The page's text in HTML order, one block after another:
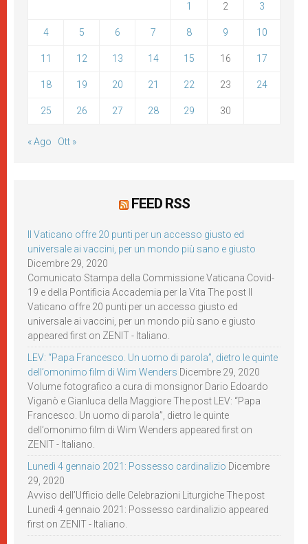
1 2 3
4 5 6 7 8 9 10
11 12 13 14 15 16 17
18 19 20 21 22 23 24
25 26 27 28 29 30
« Ago Ott »
FEED RSS
Il Vaticano offre 20 punti per un accesso giusto ed
universale ai vaccini, per un mondo più sano e giusto
Dicembre 29, 2020
Comunicato Stampa della Commissione Vaticana Covid-
19 e della Pontificia Accademia per la Vita The post Il
Vaticano offre 20 punti per un accesso giusto ed
universale ai vaccini, per un mondo più sano e giusto
appeared first on ZENIT - Italiano.
LEV: “Papa Francesco. Un uomo di parola”, dietro le quinte
dell’omonimo film di Wim Wenders Dicembre 29, 2020
Volume fotografico a cura di monsignor Dario Edoardo
Viganò e Gianluca della Maggiore The post LEV: “Papa
Francesco. Un uomo di parola”, dietro le quinte
dell’omonimo film di Wim Wenders appeared first on
ZENIT - Italiano.
Lunedì 4 gennaio 2021: Possesso cardinalizio Dicembre
29, 2020
Avviso dell’Ufficio delle Celebrazioni Liturgiche The post
Lunedì 4 gennaio 2021: Possesso cardinalizio appeared
first on ZENIT - Italiano.